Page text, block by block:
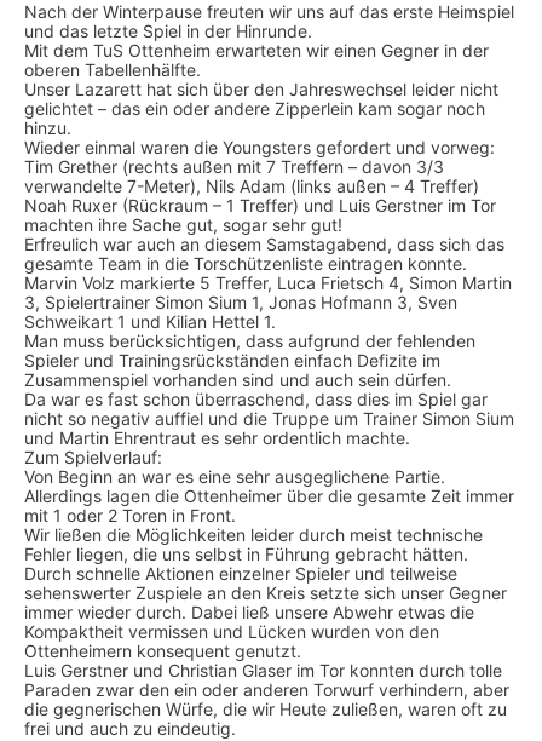
Nach der Winterpause freuten wir uns auf das erste Heimspiel
und das letzte Spiel in der Hinrunde.
Mit dem TuS Ottenheim erwarteten wir einen Gegner in der
oberen Tabellenhälfte.
Unser Lazarett hat sich über den Jahreswechsel leider nicht
gelichtet – das ein oder andere Zipperlein kam sogar noch
hinzu.
Wieder einmal waren die Youngsters gefordert und vorweg:
Tim Grether (rechts außen mit 7 Treffern – davon 3/3
verwandelte 7-Meter), Nils Adam (links außen – 4 Treffer)
Noah Ruxer (Rückraum – 1 Treffer) und Luis Gerstner im Tor
machten ihre Sache gut, sogar sehr gut!
Erfreulich war auch an diesem Samstagabend, dass sich das
gesamte Team in die Torschützenliste eintragen konnte.
Marvin Volz markierte 5 Treffer, Luca Frietsch 4, Simon Martin
3, Spielertrainer Simon Sium 1, Jonas Hofmann 3, Sven
Schweikart 1 und Kilian Hettel 1.
Man muss berücksichtigen, dass aufgrund der fehlenden
Spieler und Trainingsrückständen einfach Defizite im
Zusammenspiel vorhanden sind und auch sein dürfen.
Da war es fast schon überraschend, dass dies im Spiel gar
nicht so negativ auffiel und die Truppe um Trainer Simon Sium
und Martin Ehrentraut es sehr ordentlich machte.
Zum Spielverlauf:
Von Beginn an war es eine sehr ausgeglichene Partie.
Allerdings lagen die Ottenheimer über die gesamte Zeit immer
mit 1 oder 2 Toren in Front.
Wir ließen die Möglichkeiten leider durch meist technische
Fehler liegen, die uns selbst in Führung gebracht hätten.
Durch schnelle Aktionen einzelner Spieler und teilweise
sehenswerter Zuspiele an den Kreis setzte sich unser Gegner
immer wieder durch. Dabei ließ unsere Abwehr etwas die
Kompaktheit vermissen und Lücken wurden von den
Ottenheimern konsequent genutzt.
Luis Gerstner und Christian Glaser im Tor konnten durch tolle
Paraden zwar den ein oder anderen Torwurf verhindern, aber
die gegnerischen Würfe, die wir Heute zuließen, waren oft zu
frei und auch zu eindeutig.